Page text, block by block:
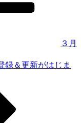
３月
録＆更新がはじま